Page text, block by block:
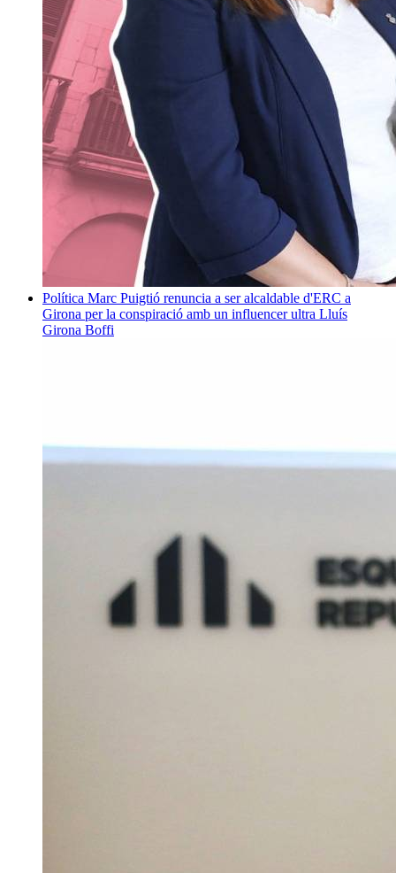
Política Marc Puigtió renuncia a ser alcaldable d'ERC a
Girona per la conspiració amb un influencer ultra Lluís
Girona Boffi